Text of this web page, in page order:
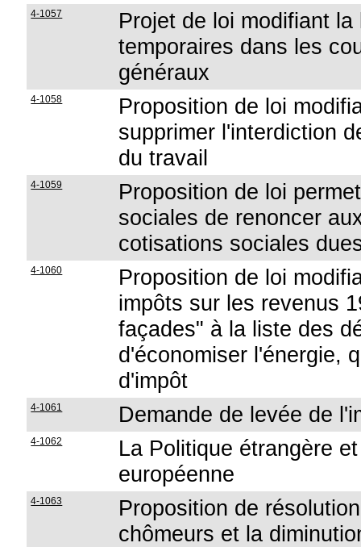
4-1057
Projet de loi modifiant
temporaires dans les
généraux
4-1058
Proposition de loi
supprimer l'interdiction
du travail
4-1059
Proposition de loi
sociales de renoncer
cotisations sociales
4-1060
Proposition de loi
impôts sur les revenus
façades" à la liste des
d'économiser l'énergie,
d'impôt
4-1061 Demande de levée de
4-1062
La Politique étrangère
européenne
4-1063
Proposition de
chômeurs et la